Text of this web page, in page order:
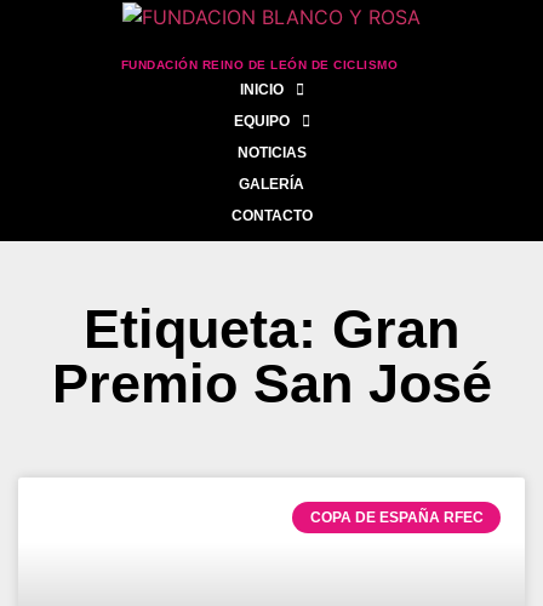
FUNDACIÓN REINO DE LEÓN DE CICLISMO
INICIO
EQUIPO
NOTICIAS
GALERÍA
CONTACTO
Etiqueta: Gran
Premio San José
COPA DE ESPAÑA RFEC